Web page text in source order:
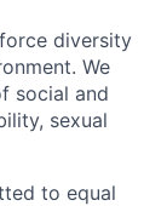
diversity
We
social and
sexual
to equal